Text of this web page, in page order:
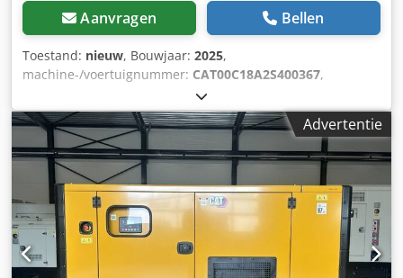
Aanvragen Bellen
Toestand: nieuw, Bouwjaar: 2025,
machine-/voertuignummer: CAT00C18A2S400367,
, motorfabrikant:
Toepassing: Bouw Leeggewicht: 5.952 kg
Generatorvermogen: 715 kVA Afmetingen laadruimte: 532 x
192 x 229 cm CE-markering: ja Watertankinhoud: 1082 l
Neem contact op met het DPX-team voor meer informatie.
Dodpfjy Ttpfex Abmeck = Verdere opties en toebehoren = -
Accu - Bedieningspaneel - Stalen dak - Tankwagen
Advertentie